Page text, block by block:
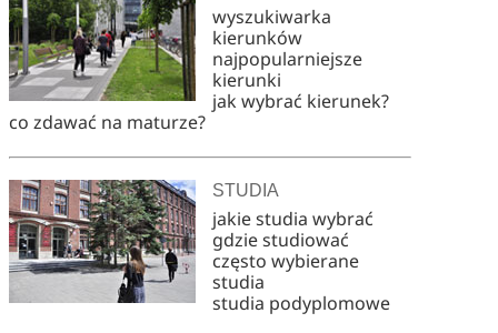
wyszukiwarka
kierunków
najpopularniejsze
kierunki
jak wybrać kierunek?
co zdawać na maturze?
STUDIA
jakie studia wybrać
gdzie studiować
często wybierane
studia
studia podyplomowe